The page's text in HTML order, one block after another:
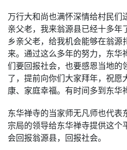
万行大和尚也满怀深情给村民们
亲父老，我来翁源县已经十多年
乡亲父老，给我机会能够在翁
来。通过这么多年的努力，东华
们要回报社会，也要感恩当地的
了，提前向你们大家拜年，祝愿
康、家庭幸福。有时间多到东华
东华禅寺的当家师无凡师也代表
宗局的领导给东华禅寺提供这个
会回报翁源县，回报社会。